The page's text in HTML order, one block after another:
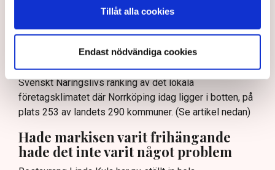
Tillåt alla cookies
Endast nödvändiga cookies
kommunen att en del restaurangföretagare ”kör ett
fulspel”, att ”en liten klick maximalt stretchar
systemet.”
– Det är typiskt för hur en del tjänstemän i kommunen
ser på oss, säger Linda Nilsson och hänvisar till
Svenskt Näringslivs ranking av det lokala
företagsklimatet där Norrköping idag ligger i botten, på
plats 253 av landets 290 kommuner. (Se artikel nedan)
Hade markisen varit frihängande
hade det inte varit något problem